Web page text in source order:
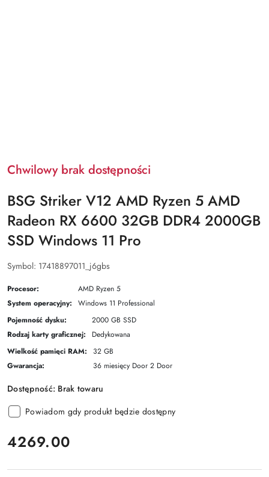
Chwilowy brak dostępności
BSG Striker V12 AMD Ryzen 5 AMD
Radeon RX 6600 32GB DDR4 2000GB
SSD Windows 11 Pro
Symbol: 17418897011_j6gbs
Procesor:
AMD Ryzen 5
System operacyjny:
Windows 11 Professional
Pojemność dysku:
2000 GB SSD
Rodzaj karty graficznej:
Dedykowana
Wielkość pamięci RAM:
32 GB
Gwarancja:
36 miesięcy Door 2 Door
Dostępność: Brak towaru
Powiadom gdy produkt będzie dostępny
cena:
4269.00